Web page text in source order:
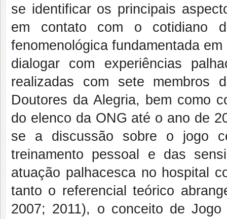
se identificar os principais
em contato com o cotidiano
fenomenológica fundamentada
dialogar com experiências
realizadas com sete membros
Doutores da Alegria, bem como
do elenco da ONG até o ano de
se a discussão sobre o jogo
treinamento pessoal e das
atuação palhacesca no hospital
tanto o referencial teórico
2007; 2011), o conceito de